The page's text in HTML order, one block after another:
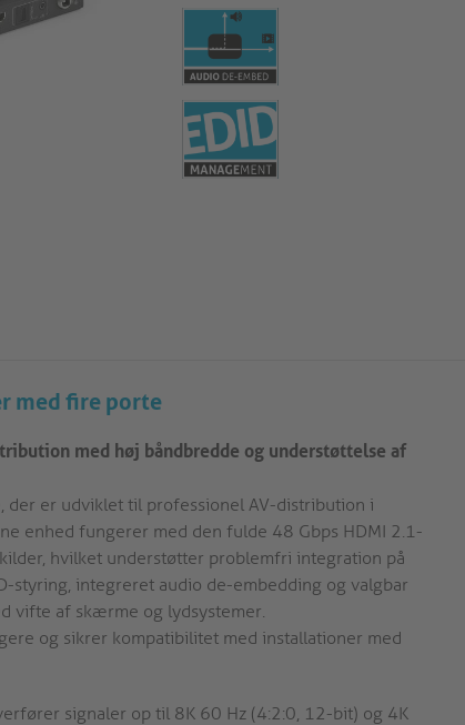
med fire porte
med høj båndbredde og understøttelse af
der er udviklet til professionel AV-distribution i
enhed fungerer med den fulde 48 Gbps HDMI 2.1-
hvilket understøtter problemfri integration på
integreret audio de-embedding og valgbar
vifte af skærme og lydsystemer.
og sikrer kompatibilitet med installationer med
signaler op til 8K 60 Hz (4:2:0, 12-bit) og 4K